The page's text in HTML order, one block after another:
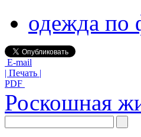
одежда по
E-mail
| Печать |
PDF
Роскошная